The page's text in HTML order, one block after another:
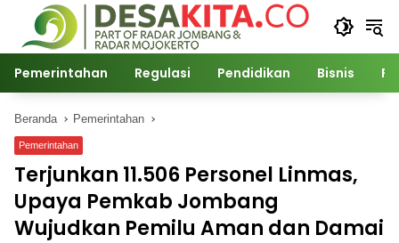
Langsung
konten
Pemerintahan Regulasi Pendidikan Bisnis
Beranda Pemerintahan
Pemerintahan
Terjunkan 11.506 Personel Linmas,
Upaya Pemkab Jombang
Wujudkan Pemilu Aman dan Damai